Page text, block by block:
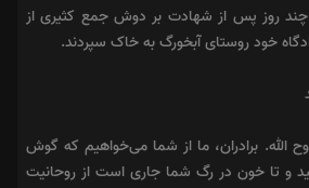
روز پس از شهادت بر دوش جمع کثیری از
خود روستای آبخورگ به خاک سپردند.
الله. برادران، ما از شما می‌خواهیم که گوش
و تا خون در رگ شما جاری است از روحانیت